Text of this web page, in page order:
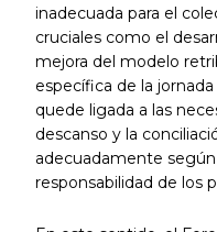
inadecuada para el
cruciales como el
mejora del modelo
específica de la
quede ligada a las
descanso y la
adecuadamente
responsabilidad de los